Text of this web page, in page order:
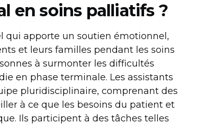
en soins palliatifs ?
qui apporte un soutien émotionnel,
et leurs familles pendant les soins
à surmonter les difficultés
en phase terminale. Les assistants
pluridisciplinaire, comprenant des
à ce que les besoins du patient et
Ils participent à des tâches telles